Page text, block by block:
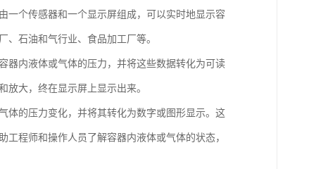
一个传感器和一个显示屏组成，可以实时地显示容
石油和气行业、食品加工厂等。
器内液体或气体的压力，并将这些数据转化为可读
大，终在显示屏上显示出来。
体的压力变化，并将其转化为数字或图形显示。这
程师和操作人员了解容器内液体或气体的状态，